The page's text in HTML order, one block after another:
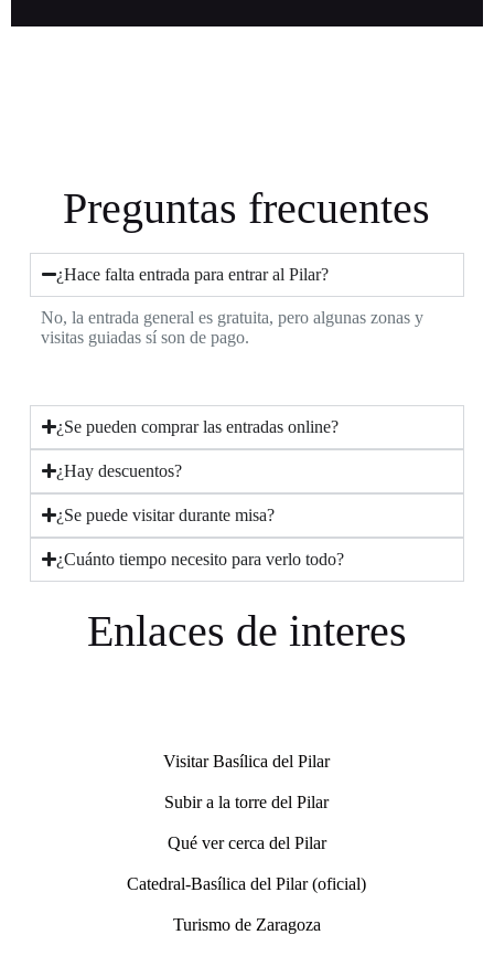
Preguntas frecuentes
¿Hace falta entrada para entrar al Pilar?
No, la entrada general es gratuita, pero algunas zonas y
visitas guiadas sí son de pago.
¿Se pueden comprar las entradas online?
¿Hay descuentos?
¿Se puede visitar durante misa?
¿Cuánto tiempo necesito para verlo todo?
Enlaces de interes
Visitar Basílica del Pilar
Subir a la torre del Pilar
Qué ver cerca del Pilar
Catedral-Basílica del Pilar (oficial)
Turismo de Zaragoza